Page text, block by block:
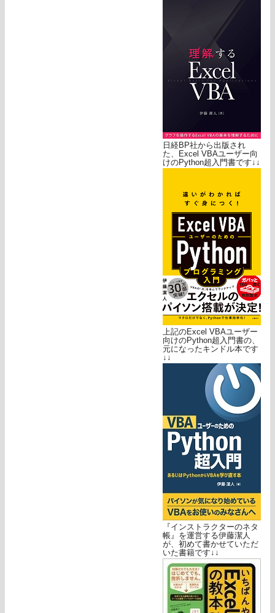
日経BP社から出版され
た、Excel VBAユーザー向
けのPython超入門書です↓↓
上記のExcel VBAユーザー
向けのPython超入門書の、
元になったキンドル本です
↓↓
『インストラクターのネタ
帳』を運営する伊藤潔人
が、初めて書かせていただ
いた書籍です↓↓